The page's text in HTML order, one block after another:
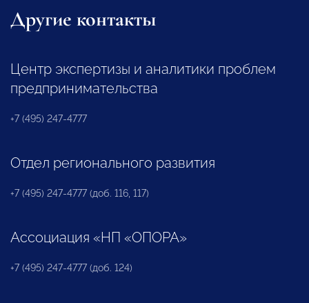
Другие контакты
Центр экспертизы и аналитики проблем
предпринимательства
+7 (495) 247-4777
Отдел регионального развития
+7 (495) 247-4777 (доб. 116, 117)
Ассоциация «НП «ОПОРА»
+7 (495) 247-4777 (доб. 124)